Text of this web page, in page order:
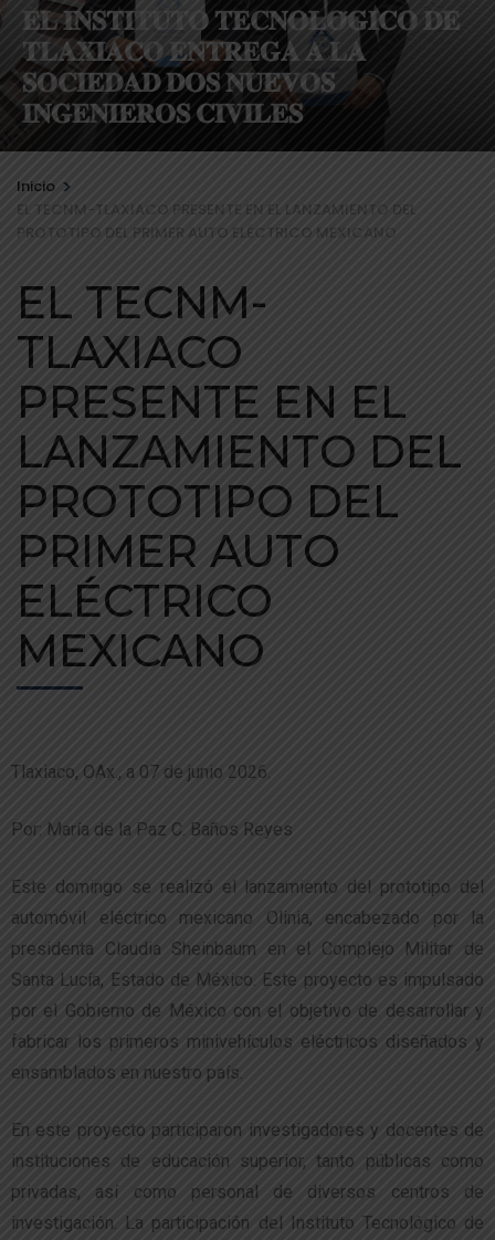
𝐄𝐋 𝐈𝐍𝐒𝐓𝐈𝐓𝐔𝐓𝐎 𝐓𝐄𝐂𝐍𝐎𝐋𝐎́𝐆𝐈𝐂𝐎 𝐃𝐄
𝐓𝐋𝐀𝐗𝐈𝐀𝐂𝐎 𝐄𝐍𝐓𝐑𝐄𝐆𝐀 𝐀 𝐋𝐀
𝐒𝐎𝐂𝐈𝐄𝐃𝐀𝐃 𝐃𝐎𝐒 𝐍𝐔𝐄𝐕𝐎𝐒
𝐈𝐍𝐆𝐄𝐍𝐈𝐄𝐑𝐎𝐒 𝐂𝐈𝐕𝐈𝐋𝐄𝐒
Inicio >
EL TECNM-TLAXIACO PRESENTE EN EL LANZAMIENTO DEL
PROTOTIPO DEL PRIMER AUTO ELÉCTRICO MEXICANO
EL TECNM-
TLAXIACO
PRESENTE EN EL
LANZAMIENTO DEL
PROTOTIPO DEL
PRIMER AUTO
ELÉCTRICO
MEXICANO
Tlaxiaco, OAx., a 07 de junio 2026.
Por: María de la Paz C. Baños Reyes
Este domingo se realizó el lanzamiento del prototipo del
automóvil eléctrico mexicano Olinia, encabezado por la
presidenta Claudia Sheinbaum en el Complejo Militar de
Santa Lucía, Estado de México. Este proyecto es impulsado
por el Gobierno de México con el objetivo de desarrollar y
fabricar los primeros minivehículos eléctricos diseñados y
ensamblados en nuestro país.
En este proyecto participaron investigadores y docentes de
instituciones de educación superior, tanto públicas como
privadas, así como personal de diversos centros de
investigación. La participación del Instituto Tecnológico de